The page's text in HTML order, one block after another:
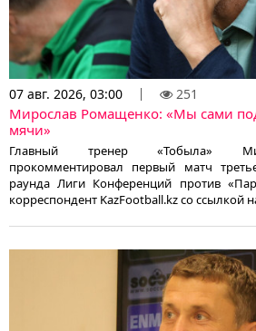
07 авг. 2026, 03:00 251
Мирослав Ромащенко: «Мы сами
мячи»
Главный тренер «Тобыла»
прокомментировал первый матч
раунда Лиги Конференций против
корреспондент KazFootball.kz со ссылкой